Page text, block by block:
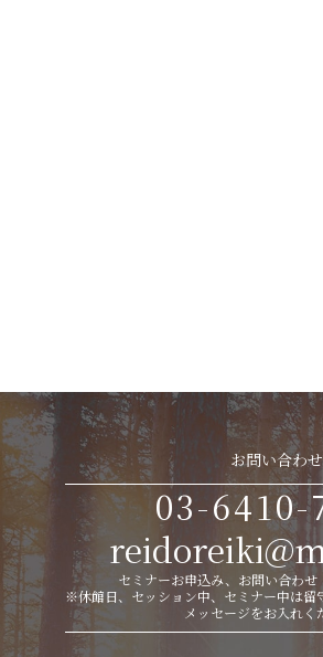
お問い合わせ
03-6410-
セミナーお申込み、お問い合わ
※休館日、セッション中、セミナー中は留
メッセージをお入れく